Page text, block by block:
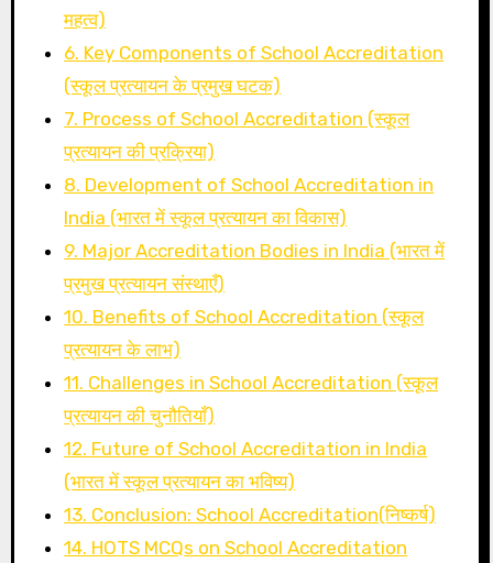
महत्व)
6. Key Components of School Accreditation
(स्कूल प्रत्यायन के प्रमुख घटक)
7. Process of School Accreditation (स्कूल
प्रत्यायन की प्रक्रिया)
8. Development of School Accreditation in
India (भारत में स्कूल प्रत्यायन का विकास)
9. Major Accreditation Bodies in India (भारत में
प्रमुख प्रत्यायन संस्थाएँ)
10. Benefits of School Accreditation (स्कूल
प्रत्यायन के लाभ)
11. Challenges in School Accreditation (स्कूल
प्रत्यायन की चुनौतियाँ)
12. Future of School Accreditation in India
(भारत में स्कूल प्रत्यायन का भविष्य)
13. Conclusion: School Accreditation(निष्कर्ष)
14. HOTS MCQs on School Accreditation